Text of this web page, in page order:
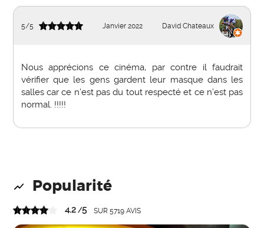
5/5 Janvier 2022 David Chateaux
Nous apprécions ce cinéma, par contre il faudrait
vérifier que les gens gardent leur masque dans les
salles car ce n’est pas du tout respecté et ce n’est pas
normal. !!!!!
Popularité
4.2/5 SUR5719 AVIS